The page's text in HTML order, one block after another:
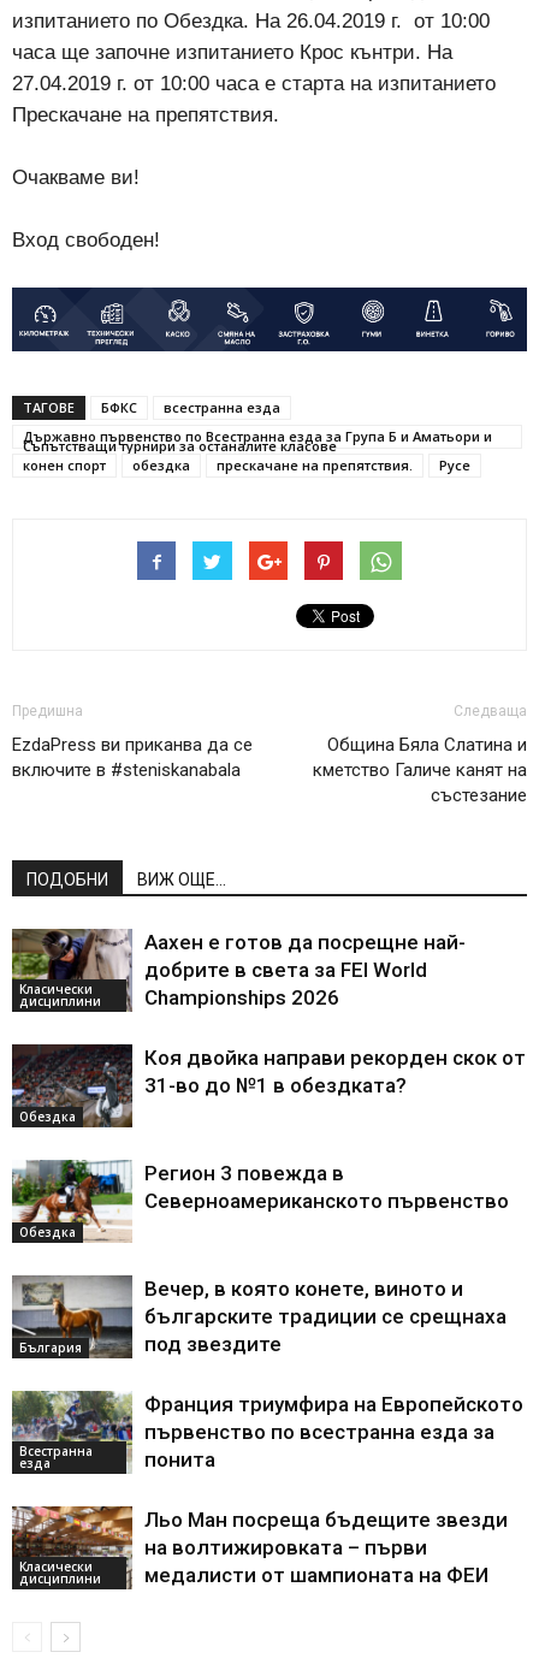
изпитанието по Обездка. На 26.04.2019 г. от 10:00
часа ще започне изпитанието Крос кънтри. На
27.04.2019 г. от 10:00 часа е старта на изпитанието
Прескачане на препятствия.
Очакваме ви!
Вход свободен!
ТАГОВЕ БФКС
всестранна езда
Държавно първенство по Всестранна езда за Група Б и Аматьори и
Съпътстващи турнири за останалите класове
конен спорт
обездка прескачане на препятствия. Русе
Предишна
EzdaPress ви приканва да се
включите в #steniskanabala
Следваща
Община Бяла Слатина и
кметство Галиче канят на
състезание
ПОДОБНИ ВИЖ ОЩЕ...
Класически
дисциплини
Аахен е готов да посрещне най-
добрите в света за FEI World
Championships 2026
Обездка
Коя двойка направи рекорден скок от
31-во до №1 в обездката?
Обездка
Регион 3 повежда в
Северноамериканското първенство
България
Вечер, в която конете, виното и
българските традиции се срещнаха
под звездите
Всестранна
езда
Франция триумфира на Европейското
първенство по всестранна езда за
понита
Класически
дисциплини
Льо Ман посреща бъдещите звезди
на волтижировката – първи
медалисти от шампионата на ФЕИ